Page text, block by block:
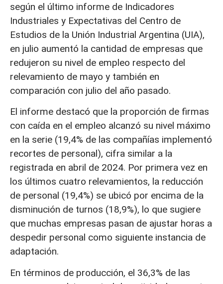
según el último informe de Indicadores
Industriales y Expectativas del Centro de
Estudios de la Unión Industrial Argentina (UIA),
en julio aumentó la cantidad de empresas que
redujeron su nivel de empleo respecto del
relevamiento de mayo y también en
comparación con julio del año pasado.
El informe destacó que la proporción de firmas
con caída en el empleo alcanzó su nivel máximo
en la serie (19,4% de las compañías implementó
recortes de personal), cifra similar a la
registrada en abril de 2024. Por primera vez en
los últimos cuatro relevamientos, la reducción
de personal (19,4%) se ubicó por encima de la
disminución de turnos (18,9%), lo que sugiere
que muchas empresas pasan de ajustar horas a
despedir personal como siguiente instancia de
adaptación.
En términos de producción, el 36,3% de las